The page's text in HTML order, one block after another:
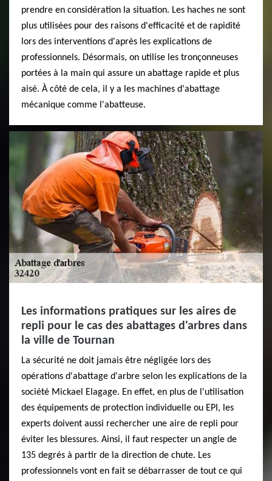
prendre en considération la situation. Les haches ne sont
plus utilisées pour des raisons d'efficacité et de rapidité
lors des interventions d'après les explications de
professionnels. Désormais, on utilise les tronçonneuses
portées à la main qui assure un abattage rapide et plus
aisé. À côté de cela, il y a les machines d'abattage
mécanique comme l'abatteuse.
Les informations pratiques sur les aires de
repli pour le cas des abattages d'arbres dans
la ville de Tournan
La sécurité ne doit jamais être négligée lors des
opérations d'abattage d'arbre selon les explications de la
société Mickael Elagage. En effet, en plus de l'utilisation
des équipements de protection individuelle ou EPI, les
experts doivent aussi rechercher une aire de repli pour
éviter les blessures. Ainsi, il faut respecter un angle de
135 degrés à partir de la direction de chute. Les
professionnels vont en fait se débarrasser de tout ce qui